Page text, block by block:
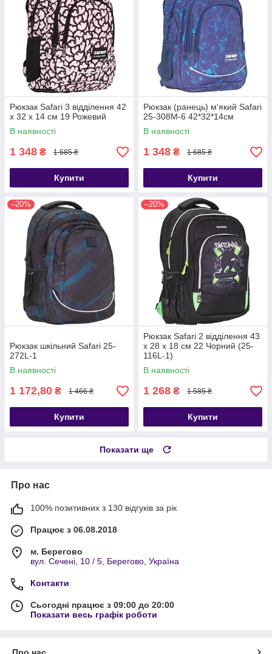
Рюкзак Safari 3 відділення 42
x 32 x 14 см 19 Рожевий
В наявності
1 348 ₴ 1 685 ₴
Купити
Рюкзак (ранець) м'який Safari
25-308M-6 42*32*14см
В наявності
1 348 ₴ 1 685 ₴
Купити
–20%
Рюкзак шкільний Safari 25-
272L-1
В наявності
1 172,80 ₴ 1 466 ₴
Купити
–20%
Рюкзак Safari 2 відділення 43
х 28 х 18 см 22 Чорний (25-
116L-1)
В наявності
1 268 ₴ 1 585 ₴
Купити
Показати ще
Про нас
100% позитивних з 130 відгуків за рік
Працює з 06.08.2018
м. Берегово
вул. Сечені, 10 / 5, Берегово, Україна
Контакти
Сьогодні працює з 09:00 до 20:00
Показати весь графік роботи